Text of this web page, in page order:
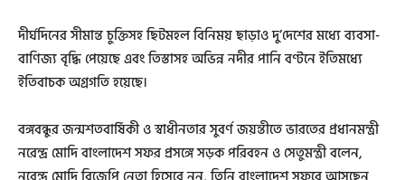
দীর্ঘদিনের সীমান্ত চুক্তিসহ ছিটমহল বিনিময় ছাড়াও দু’দেশের মধ্যে ব্যবসা-
বাণিজ্য বৃদ্ধি পেয়েছে এবং তিস্তাসহ অভিন্ন নদীর পানি বণ্টনে ইতিমধ্যে
ইতিবাচক অগ্রগতি হয়েছে।
বঙ্গবন্ধুর জন্মশতবার্ষিকী ও স্বাধীনতার সুবর্ণ জয়ন্তীতে ভারতের প্রধানমন্ত্রী
নরেন্দ্র মোদি বাংলাদেশ সফর প্রসঙ্গে সড়ক পরিবহন ও সেতুমন্ত্রী বলেন,